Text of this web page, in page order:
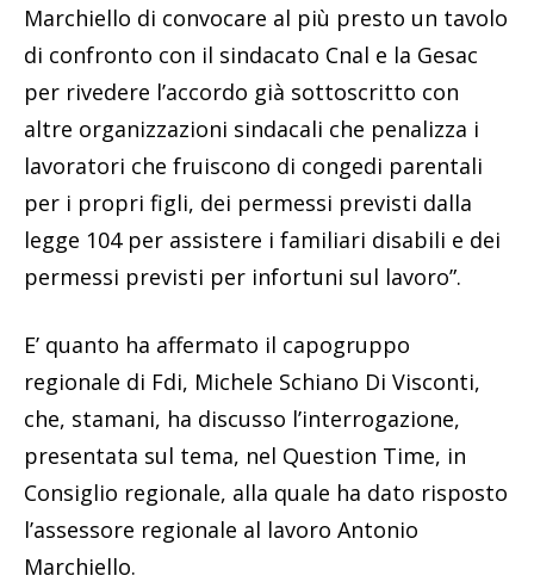
Marchiello di convocare al più presto un tavolo
di confronto con il sindacato Cnal e la Gesac
per rivedere l’accordo già sottoscritto con
altre organizzazioni sindacali che penalizza i
lavoratori che fruiscono di congedi parentali
per i propri figli, dei permessi previsti dalla
legge 104 per assistere i familiari disabili e dei
permessi previsti per infortuni sul lavoro”.
E’ quanto ha affermato il capogruppo
regionale di Fdi, Michele Schiano Di Visconti,
che, stamani, ha discusso l’interrogazione,
presentata sul tema, nel Question Time, in
Consiglio regionale, alla quale ha dato risposto
l’assessore regionale al lavoro Antonio
Marchiello.